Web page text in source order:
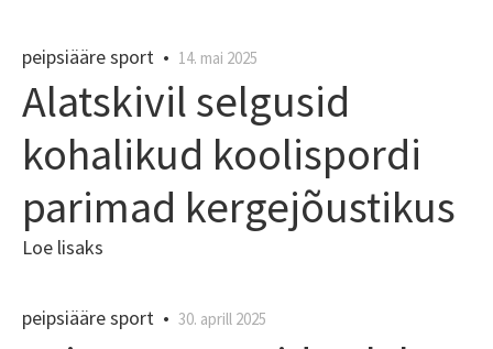
peipsiääre sport • 14. mai 2025
Alatskivil selgusid
kohalikud koolispordi
parimad kergejõustikus
Loe lisaks
peipsiääre sport • 30. aprill 2025